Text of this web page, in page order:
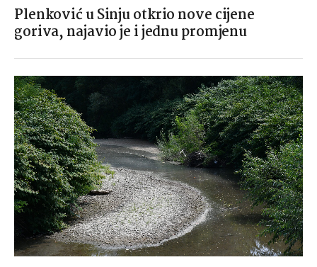
Plenković u Sinju otkrio nove cijene
goriva, najavio je i jednu promjenu